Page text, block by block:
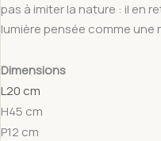
pas à imiter la nature : il en
lumière pensée comme une
Dimensions
L20 cm
H45 cm
P12 cm